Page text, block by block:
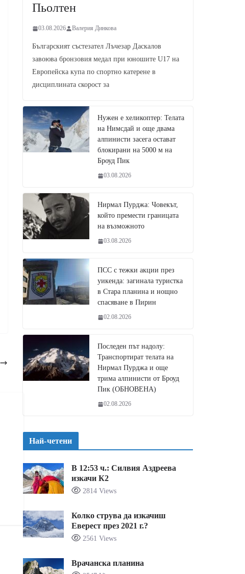
Пьолтен
03.08.2026 Валерия Динкова
Българският състезател Лъчезар Даскалов
завоюва бронзовия медал при юношите U17 на
Европейска купа по спортно катерене в
дисциплината скорост за
Нужен е хеликоптер: Телата
на Нимсдай и още двама
алпинисти засега остават
блокирани на 5000 м на
Броуд Пик
03.08.2026
Нирмал Пурджа: Човекът,
който премести границата
на възможното
03.08.2026
ПСС с тежки акции през
уикенда: загинала туристка
в Стара планина и нощно
спасяване в Пирин
02.08.2026
Последен път надолу:
Транспортират телата на
Нирмал Пурджа и още
трима алпинисти от Броуд
Пик (ОБНОВЕНА)
02.08.2026
Най-четени
В 12:53 ч.: Силвия Аздреева
изкачи К2
2814 Views
Колко струва да изкачиш
Еверест през 2021 г.?
2561 Views
Врачанска планина